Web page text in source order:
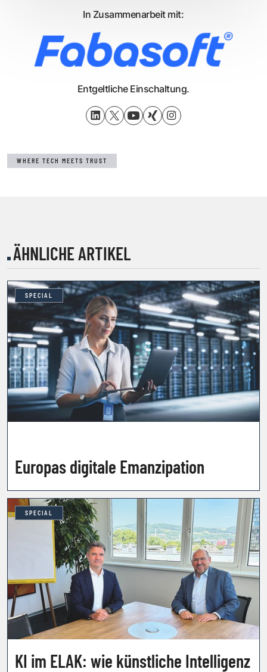
In Zusammenarbeit mit:
Entgeltliche Einschaltung.
WHERE TECH MEETS TRUST
ÄHNLICHE ARTIKEL
SPECIAL
Europas digitale Emanzipation
SPECIAL
KI im ELAK: wie künstliche Intelligenz